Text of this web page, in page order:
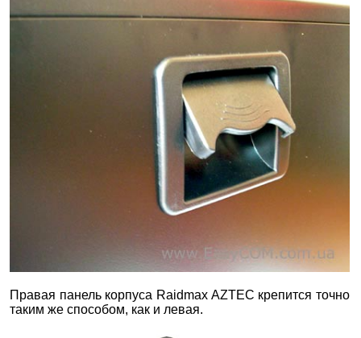
Правая панель корпуса Raidmax AZTEC крепится точно
таким же способом, как и левая.